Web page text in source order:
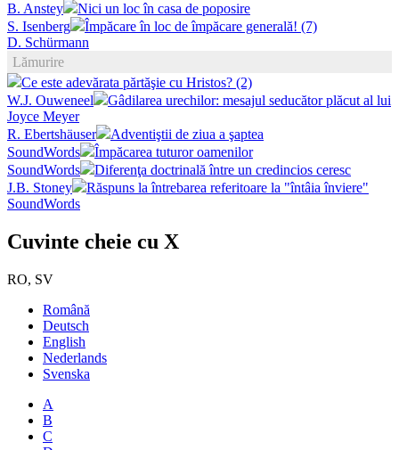
B. Anstey
Nici un loc în casa de poposire
S. Isenberg
Împăcare în loc de împăcare generală! (7)
D. Schürmann
Lămurire
Ce este adevărata părtăşie cu Hristos? (2)
W.J. Ouweneel
Gâdilarea urechilor: mesajul seducător plăcut al lui
Joyce Meyer
R. Ebertshäuser
Adventiştii de ziua a şaptea
SoundWords
Împăcarea tuturor oamenilor
SoundWords
Diferenţa doctrinală între un credincios ceresc
J.B. Stoney
Răspuns la întrebarea referitoare la "întâia înviere"
SoundWords
Cuvinte cheie cu X
RO, SV
Română
Deutsch
English
Nederlands
Svenska
A
B
C